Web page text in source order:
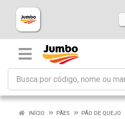
INÍCIO PÃES
PÃO DE QUEJO